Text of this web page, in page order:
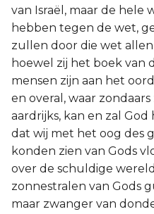
van Israël, maar de hele
hebben tegen de wet,
zullen door die wet
hoewel zij het boek van
mensen zijn aan het
en overal, waar
aardrijks, kan en zal
dat wij met het oog des
konden zien van Gods
over de schuldige
zonnestralen van Gods
maar zwanger van